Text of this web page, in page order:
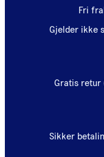
Fri
Gjelder ikke
Gratis retur
Sikker